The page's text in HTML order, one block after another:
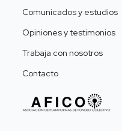
Comunicados y estudios
Opiniones y testimonios
Trabaja con nosotros
Contacto